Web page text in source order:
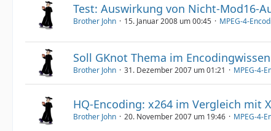
Test: Auswirkung von Nicht-Mod16-
Brother John 15. Januar 2008 um 00:45 MPEG-4-
Soll GKnot Thema im
Brother John 31. Dezember 2007 um 01:21 MPEG-4-
HQ-Encoding: x264 im Vergleich mit
Brother John 20. November 2007 um 19:46 MPEG-4-